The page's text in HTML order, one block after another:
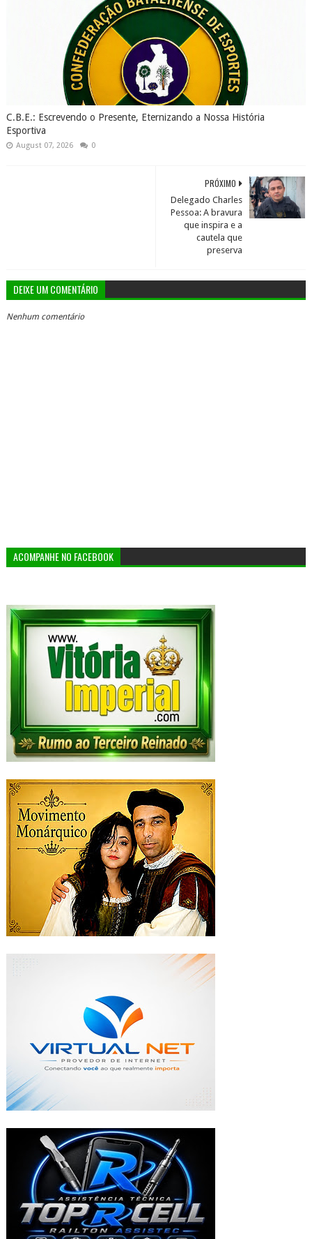
C.B.E.: Escrevendo o Presente, Eternizando a Nossa História
Esportiva
August 07, 2026 0
PRÓXIMO
Delegado Charles
Pessoa: A bravura
que inspira e a
cautela que
preserva
DEIXE UM COMENTÁRIO
Nenhum comentário
ACOMPANHE NO FACEBOOK